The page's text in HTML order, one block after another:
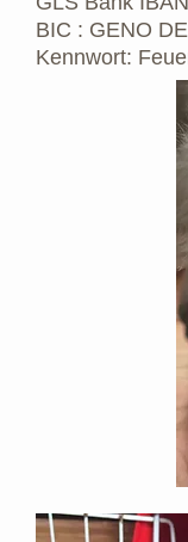
BIC : GENO
Kennwort: